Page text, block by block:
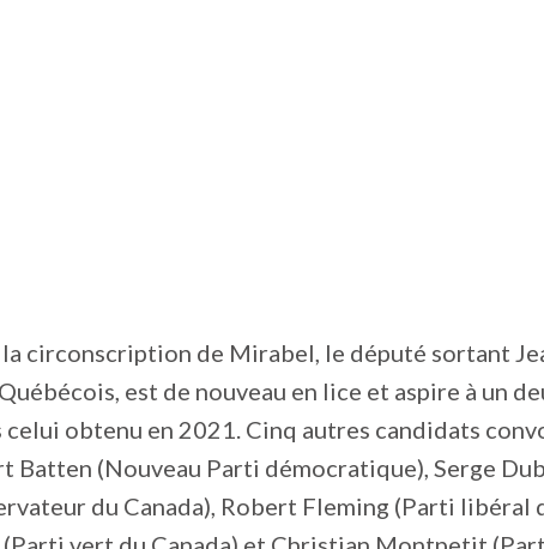
la circonscription de Mirabel, le député sortant
est de nouveau en lice et aspire à un
celui obtenu en 2021. Cinq autres candidats
Batten (Nouveau Parti démocratique), Serge
du Canada), Robert Fleming (Parti libéral